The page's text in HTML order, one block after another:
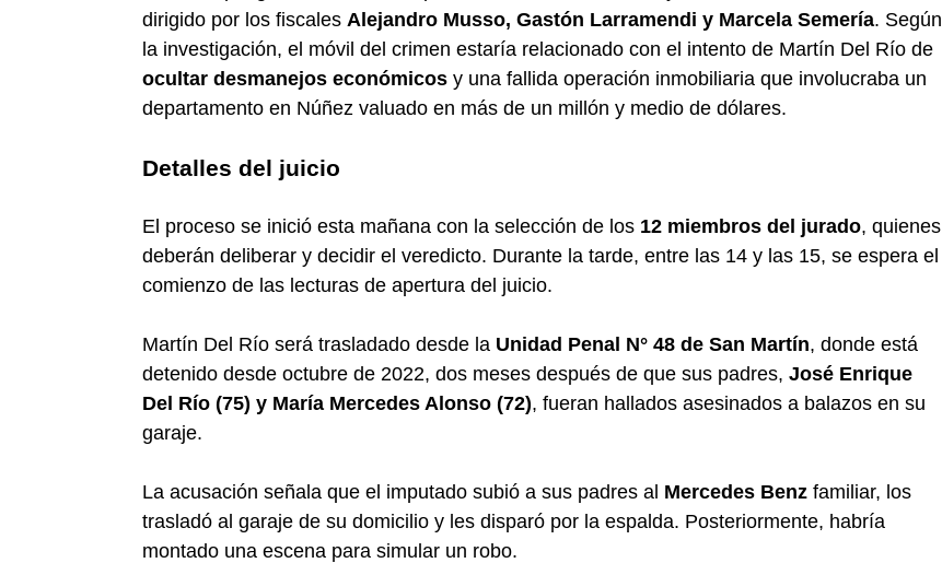
dirigido por los fiscales Alejandro Musso, Gastón Larramendi y Marcela Semería. Según
la investigación, el móvil del crimen estaría relacionado con el intento de Martín Del Río de
ocultar desmanejos económicos y una fallida operación inmobiliaria que involucraba un
departamento en Núñez valuado en más de un millón y medio de dólares.
Detalles del juicio
El proceso se inició esta mañana con la selección de los 12 miembros del jurado, quienes
deberán deliberar y decidir el veredicto. Durante la tarde, entre las 14 y las 15, se espera el
comienzo de las lecturas de apertura del juicio.
Martín Del Río será trasladado desde la Unidad Penal N° 48 de San Martín, donde está
detenido desde octubre de 2022, dos meses después de que sus padres, José Enrique
Del Río (75) y María Mercedes Alonso (72), fueran hallados asesinados a balazos en su
garaje.
La acusación señala que el imputado subió a sus padres al Mercedes Benz familiar, los
trasladó al garaje de su domicilio y les disparó por la espalda. Posteriormente, habría
montado una escena para simular un robo.